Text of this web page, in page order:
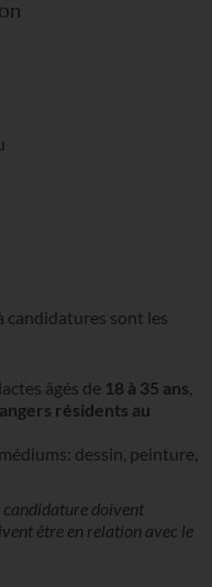
candidatures sont les
âgés de 18 à 35 ans,
résidents au
dessin, peinture,
candidature doivent
être en relation avec le